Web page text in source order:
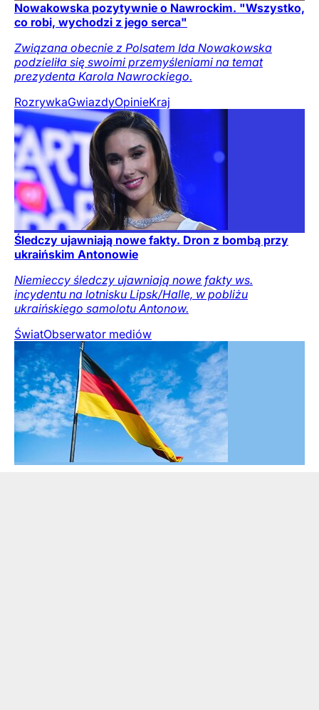
Nowakowska pozytywnie o Nawrockim. "Wszystko,
co robi, wychodzi z jego serca"
Związana obecnie z Polsatem Ida Nowakowska
podzieliła się swoimi przemyśleniami na temat
prezydenta Karola Nawrockiego.
RozrywkaGwiazdyOpinieKraj
Śledczy ujawniają nowe fakty. Dron z bombą przy
ukraińskim Antonowie
Niemieccy śledczy ujawniają nowe fakty ws.
incydentu na lotnisku Lipsk/Halle, w pobliżu
ukraińskiego samolotu Antonow.
ŚwiatObserwator mediów